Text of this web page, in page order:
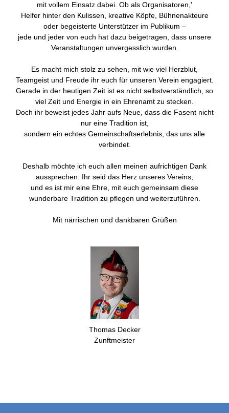
mit vollem Einsatz dabei. Ob als Organisatoren,'
Helfer hinter den Kulissen, kreative Köpfe, Bühnenakteure
oder begeisterte Unterstützer im Publikum –
jede und jeder von euch hat dazu beigetragen, dass unsere
Veranstaltungen unvergesslich wurden.
Es macht mich stolz zu sehen, mit wie viel Herzblut,
Teamgeist und Freude ihr euch für unseren Verein engagiert.
Gerade in der heutigen Zeit ist es nicht selbstverständlich, so
viel Zeit und Energie in ein Ehrenamt zu stecken.
Doch ihr beweist jedes Jahr aufs Neue, dass die Fasent nicht
nur eine Tradition ist,
sondern ein echtes Gemeinschaftserlebnis, das uns alle
verbindet.
Deshalb möchte ich euch allen meinen aufrichtigen Dank
aussprechen. Ihr seid das Herz unseres Vereins,
und es ist mir eine Ehre, mit euch gemeinsam diese
wunderbare Tradition zu pflegen und weiterzuführen.
Mit närrischen und dankbaren Grüßen
Thomas Decker
Zunftmeister